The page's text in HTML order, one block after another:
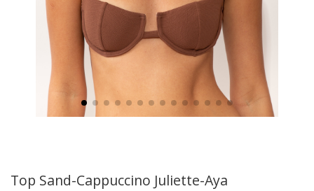
Top Sand-Cappuccino Juliette-Aya